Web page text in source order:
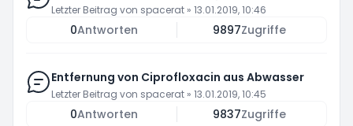
Letzter Beitrag von spacerat » 13.01.2019, 10:46
0Antworten 9897Zugriffe
Entfernung von Ciprofloxacin aus Abwasser
Letzter Beitrag von spacerat » 13.01.2019, 10:45
0Antworten 9837Zugriffe